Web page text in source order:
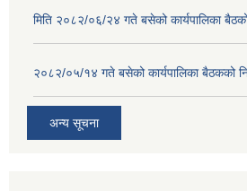
मिति २०८२/०६/२४ गते बसेको कार्यपालिका
२०८२/०५/१४ गते बसेको कार्यपालिका बैठकको
अन्य सूचना